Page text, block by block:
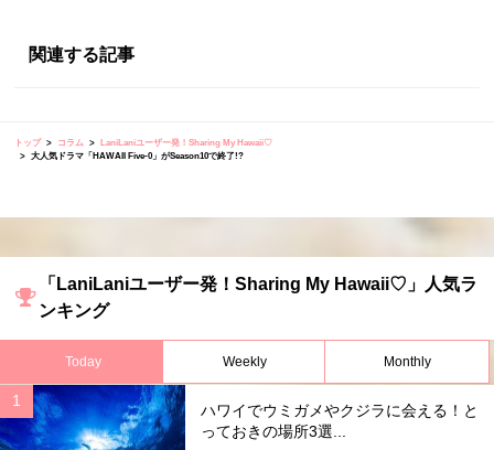
関連する記事
トップ コラム
LaniLaniユーザー発！Sharing My Hawaii♡
大人気ドラマ「HAWAII Five-0」がSeason10で終了!?
「LaniLaniユーザー発！Sharing My Hawaii♡」人気ラ
ンキング
Today Weekly Monthly
ハワイでウミガメやクジラに会える！と
っておきの場所3選...